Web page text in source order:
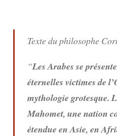
Texte du philosophe
“Les Arabes se
éternelles victimes de
mythologie grotesque.
Mahomet, une nation
étendue en Asie, en